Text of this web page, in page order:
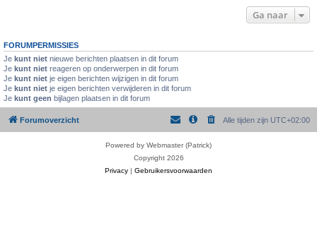
Ga naar
FORUMPERMISSIES
Je kunt niet nieuwe berichten plaatsen in dit forum
Je kunt niet reageren op onderwerpen in dit forum
Je kunt niet je eigen berichten wijzigen in dit forum
Je kunt niet je eigen berichten verwijderen in dit forum
Je kunt geen bijlagen plaatsen in dit forum
Forumoverzicht Alle tijden zijn UTC+02:00
Powered by Webmaster (Patrick)
Copyright 2026
Privacy | Gebruikersvoorwaarden